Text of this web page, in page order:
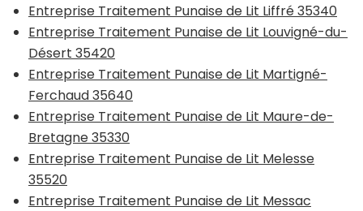
Entreprise Traitement Punaise de Lit Liffré 35340
Entreprise Traitement Punaise de Lit Louvigné-du-
Désert 35420
Entreprise Traitement Punaise de Lit Martigné-
Ferchaud 35640
Entreprise Traitement Punaise de Lit Maure-de-
Bretagne 35330
Entreprise Traitement Punaise de Lit Melesse
35520
Entreprise Traitement Punaise de Lit Messac